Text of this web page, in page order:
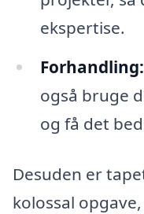
ekspertise.
Forhandling:
også bruge
og få det
Desuden er
kolossal